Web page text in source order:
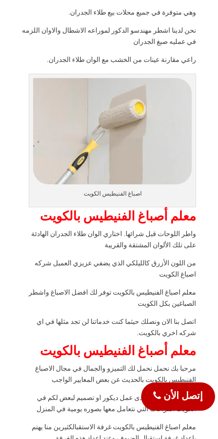
وهي متوفرة في جميع محلات بيع طلاء الجدران.
نحن لدينا اشطر مهندسو الدكور لموراعه الاشطال والاوان اللزمه
في عمليه صبغ الجدران
راعي مقارنة عينات من الخشب مع الوان طلاء الجدران.
اصباغ الفنيطيس الكويت
معلم أصباغ الفنيطيس بالكويت
واطر اللوحات قبل شرائها. اختاري الوان طلاء الجدران الهادئة
على تلك الألوان المشتقة والقريبة
من اللون الأزرق كالليلكي الذي يضفي عزيزي العميل شركه
اصباغ الكويت
معلم اصباغ الفنيطيس بالكويت توفر لك افضل الاصباغ واشطر
الصباغين بكل الكويت
اتصل بنا الان ونصلك حيثما كنت خدماتنا لن تجد مثلها في اي
شركه اخري بالكويت.
معلم أصباغ الفنيطيس بالكويت
مرحبا بك نحمل نحمل لك التميزو والجمال في مجال الاصباغ
الفنيطيس بالكويت بالحديث عن بعض المعايير الواجب
اخذها بعين الاعتبار لدى عمل ديكور او تصميم لبعض لكم في
الكويت الفراغات التي نتعامل معها بصوره يومية في المنزل
معلم اصباغ الفنيطيس بالكويت غرفة الاستقبالكثيرين منا يهتم
إتصل الأن